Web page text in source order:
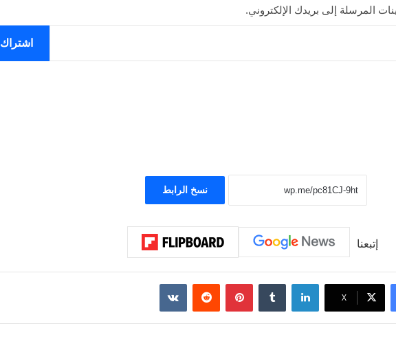
المرسلة إلى بريدك الإلكتروني.
اشتراك
نسخ الرابط
إتبعنا
‫X
لينكدإن
‏Tumblr بينتيريست
‏Reddit
‏VKontakte